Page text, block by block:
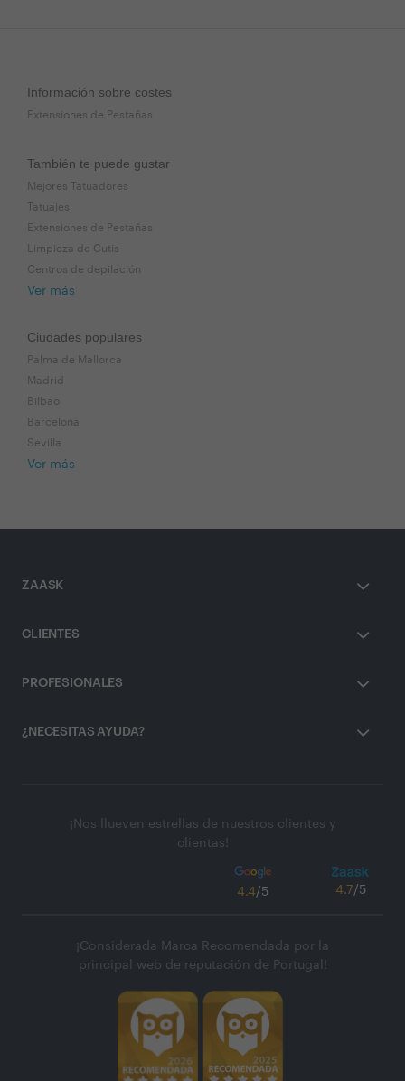
Información sobre costes
Extensiones de Pestañas
También te puede gustar
Mejores Tatuadores
Tatuajes
Extensiones de Pestañas
Limpieza de Cutis
Centros de depilación
Ver más
Ciudades populares
Palma de Mallorca
Madrid
Bilbao
Barcelona
Sevilla
Ver más
ZAASK
CLIENTES
PROFESIONALES
¿NECESITAS AYUDA?
¡Nos llueven estrellas de nuestros clientes y
clientas!
4.4/5 4.7/5
¡Considerada Marca Recomendada por la
principal web de reputación de Portugal!